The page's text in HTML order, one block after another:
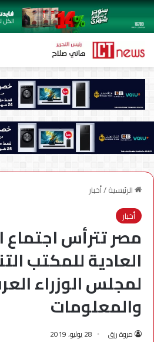
الرئيسية/أخبار
أخبار
مصر تترأس اجتماع
العادية للمكتب
لمجلس الوزراء
والمعلومات
مروة رزق 28 يوليو، 2019